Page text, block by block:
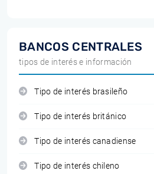
BANCOS CENTRALES
tipos de interés e información
Tipo de interés brasileño
Tipo de interés británico
Tipo de interés canadiense
Tipo de interés chileno